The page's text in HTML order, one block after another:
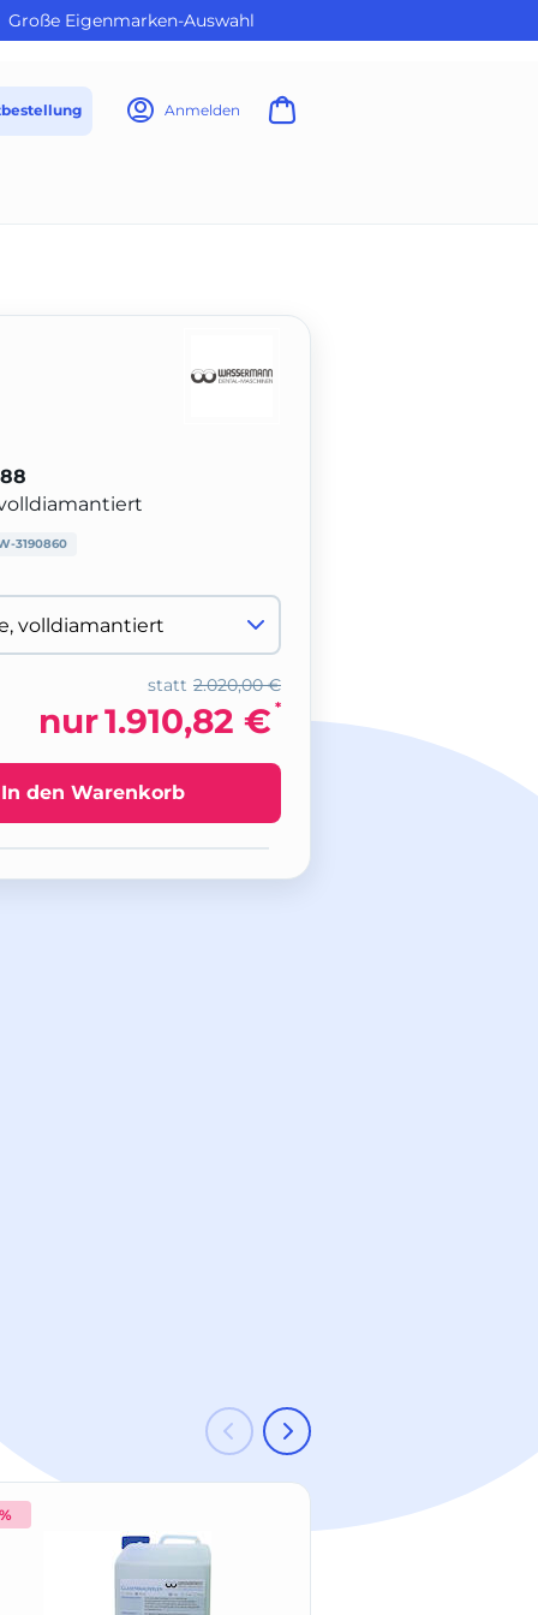
Große Eigenmarken-Auswahl
Anmelden
3190860
2.020,00 €
statt
nur1.910,82 € *
In den Warenkorb
-14 %